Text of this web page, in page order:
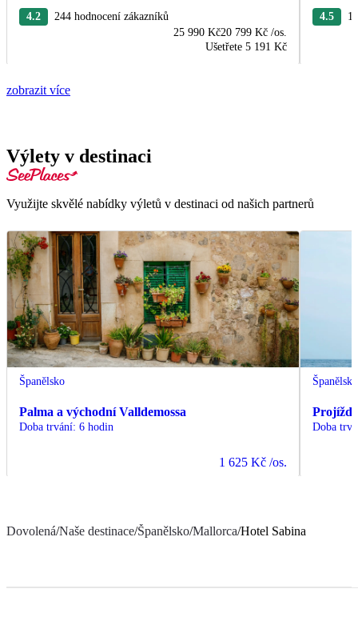
4.2
244 hodnocení zákazníků
25 990 Kč20 799 Kč /os.
Ušetřete 5 191 Kč
4.5
zobrazit více
Výlety v destinaci
Využijte skvělé nabídky výletů v destinaci od našich partnerů
Španělsko
Palma a východní Valldemossa
Doba trvání: 6 hodin
1 625 Kč /os.
Španělsko
Doba
Dovolená/Naše destinace/Španělsko/Mallorca/Hotel Sabina